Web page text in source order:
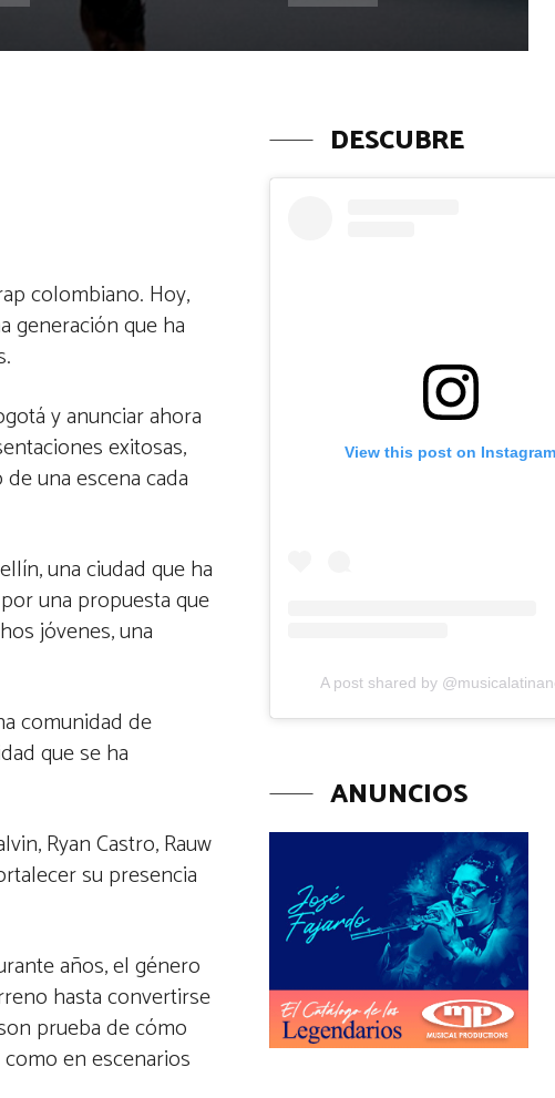
colombiano. Hoy,
generación que ha
y anunciar ahora
exitosas,
una escena cada
una ciudad que ha
una propuesta que
jóvenes, una
comunidad de
que se ha
Ryan Castro, Rauw
su presencia
años, el género
hasta convertirse
prueba de cómo
en escenarios
DESCUBRE
View this post on
A post shared by
ANUNCIOS